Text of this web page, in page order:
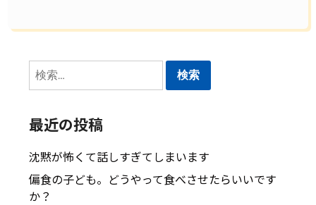
検
索:
最近の投稿
沈黙が怖くて話しすぎてしまいます
偏食の子ども。どうやって食べさせたらいいです
か？